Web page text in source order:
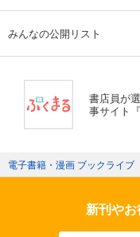
みんなの公開リスト
書店員が
事サイト
電子書籍・漫画 ブックライブ
新刊や